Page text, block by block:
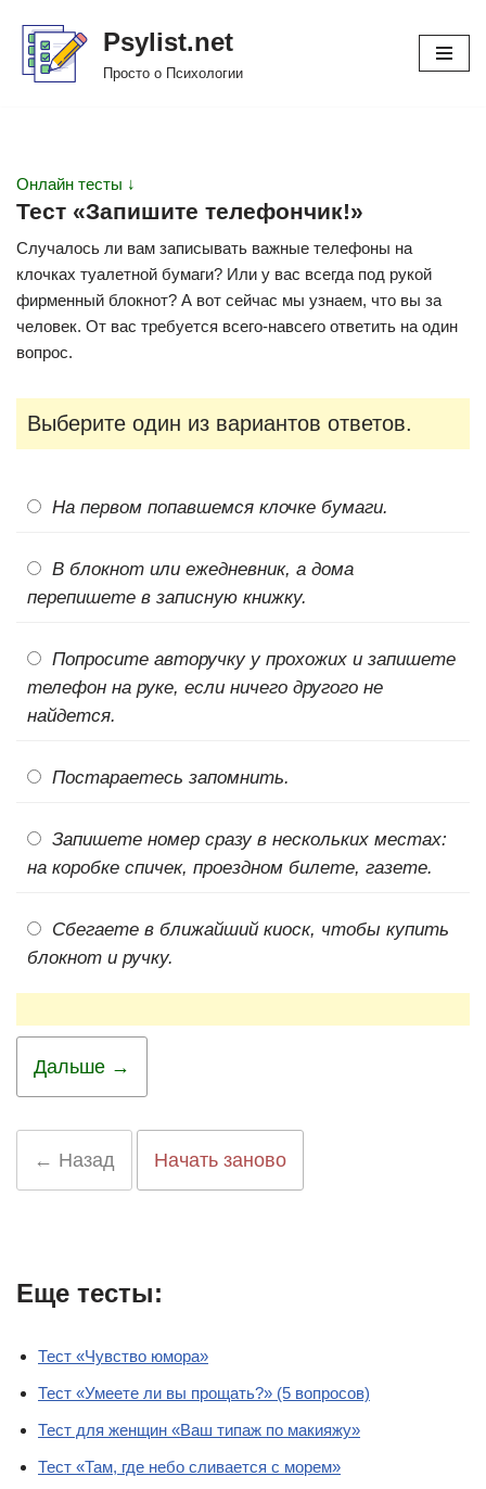
Перейти
Psylist.net
Просто о Психологии
Онлайн тесты ↓
Тест «Запишите телефончик!»
Случалось ли вам записывать важные телефоны на
клочках туалетной бумаги? Или у вас всегда под рукой
фирменный блокнот? А вот сейчас мы узнаем, что вы за
человек. От вас требуется всего-навсего ответить на один
вопрос.
Выберите один из вариантов ответов.
На первом попавшемся клочке бумаги.
В блокнот или ежедневник, а дома
перепишете в записную книжку.
Попросите авторучку у прохожих и запишете
телефон на руке, если ничего другого не
найдется.
Постараетесь запомнить.
Запишете номер сразу в нескольких местах:
на коробке спичек, проездном билете, газете.
Сбегаете в ближайший киоск, чтобы купить
блокнот и ручку.
Дальше →
← Назад Начать заново
Еще тесты:
Тест «Чувство юмора»
Тест «Умеете ли вы прощать?» (5 вопросов)
Тест для женщин «Ваш типаж по макияжу»
Тест «Там, где небо сливается с морем»